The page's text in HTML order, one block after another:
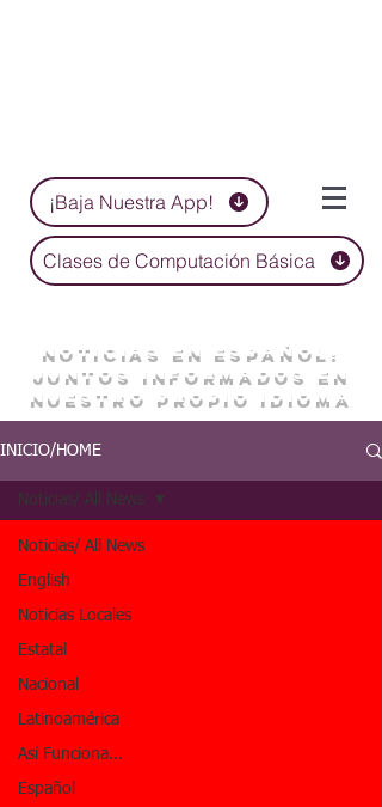
¡Baja Nuestra App!
Clases de Computación Básica
NOTICIAS EN ESPAÑOL:
JUNTOS INFORMADOS EN
NUESTRO PROPIO IDIOMA
INICIO/HOME
Noticias/ All News
English
Noticias Locales
Estatal
Nacional
Latinoamérica
Así Funciona...
Español
Noticias/ All News